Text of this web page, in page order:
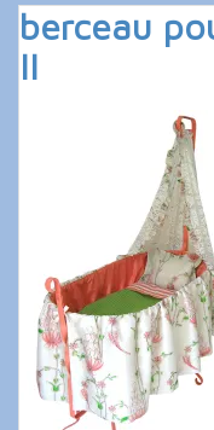
berceau
II